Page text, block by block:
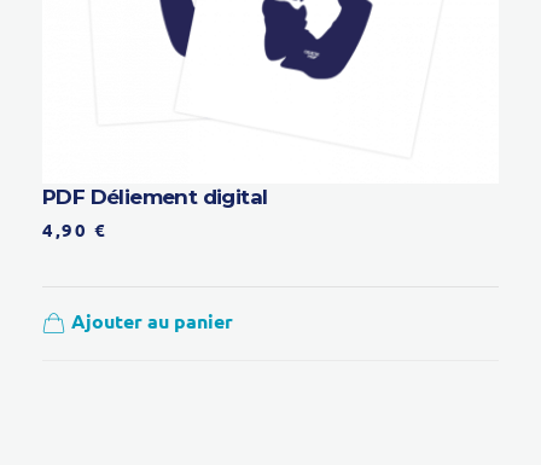
PDF Déliement digital
4,90 €
Ajouter au panier